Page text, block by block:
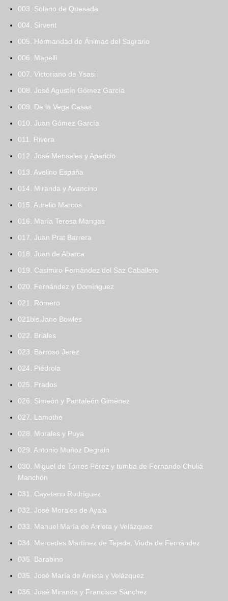
003. Solano de Quesada
004. Sirvent
005. Hermandad de Ánimas del Sagrario
006. Mapelli
007. Victoriano de Ysasi
008. José Agustín Gómez García
009. De la Vega Casas
010. Juan Gómez García
011. Rivera
012. José Mensales y Aparicio
013. Avelino España
014. Miranda y Avancino
015. Aurelio Marcos
016. María Teresa Mangas
017. Juan Prat Barrera
018. Juan de Abarca
019. Casimiro Fernández del Saz Caballero
020. Fernández y Domínguez
021. Romero
021bis.Jane Bowles
022. Briales
023. Barroso Jerez
024. Piédrola
025. Prados
026. Simeón y Pantaleón Giménez
027. Lamothe
028. Morales y Puya
029. Antonio Muñoz Degrain
030. Miguel de Torres Pérez y tumba de Fernando Chuliá
Manchón
031. Cayetano Rodríguez
032. José Morales de Ayala
033. Manuel María de Arrieta y Velázquez
034. Mercedes Martínez de Tejada, Viuda de Fernández
035. Barabino
035. José María de Arrieta y Velázquez
036. José Miranda y Francisca Sánchez